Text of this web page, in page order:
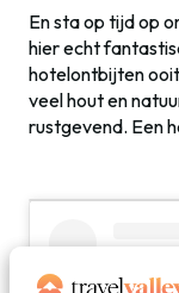
En sta op tijd op
hier echt
hotelontbijten
veel hout en
rustgevend. Een